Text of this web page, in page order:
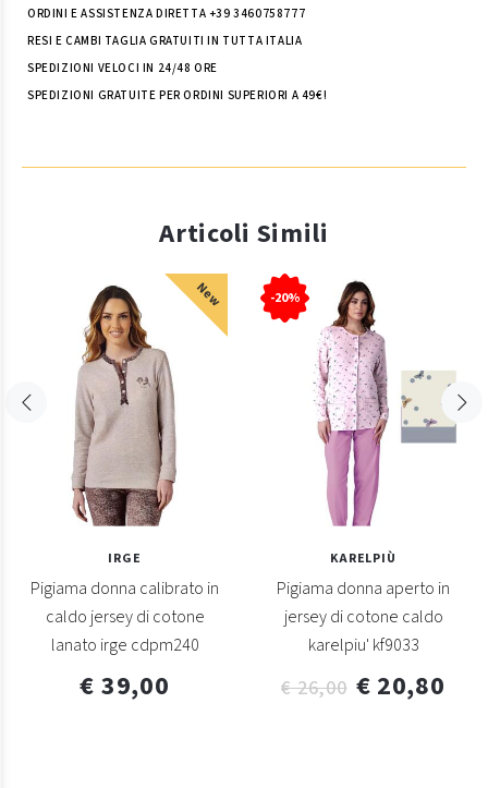
ORDINI E ASSISTENZA DIRETTA +39 3460758777
RESI E CAMBI TAGLIA GRATUITI IN TUTTA ITALIA
SPEDIZIONI VELOCI IN 24/48 ORE
SPEDIZIONI GRATUITE PER ORDINI SUPERIORI A 49€!
Articoli Simili
New
IRGE
Pigiama donna calibrato in
caldo jersey di cotone
lanato irge cdpm240
€ 39,00
-20%
KARELPIÙ
Pigiama donna aperto in
jersey di cotone caldo
karelpiu' kf9033
€ 26,00 € 20,80